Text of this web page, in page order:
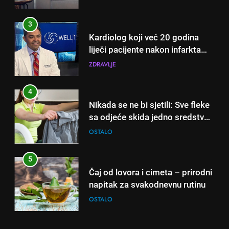
3
Kardiolog koji već 20 godina
liječi pacijente nakon infarkta
otkrio: Ove 4 jutarnje navike
dana!
ZDRAVLJE
4
Nikada se ne bi sjetili: Sve fleke
sa odjeće skida jedno sredstvo
koje svi imamo u kući
OSTALO
5
Čaj od lovora i cimeta – prirodni
napitak za svakodnevnu rutinu
OSTALO